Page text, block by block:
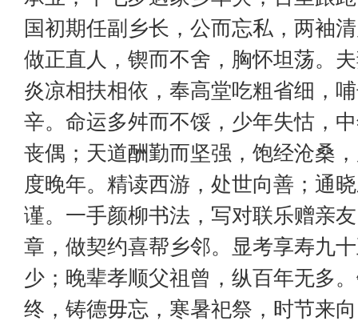
国初期任副乡长，公而忘私，两袖
做正直人，锲而不舍，胸怀坦荡。
炎凉相扶相依，奉高堂吃粗省细，
辛。命运多舛而不馁，少年失怙，
丧偶；天道酬勤而坚强，饱经沧桑
度晚年。精读西游，处世向善；通
谨。一手颜柳书法，写对联乐赠亲
章，做契约喜帮乡邻。显考享寿九
少；晚辈孝顺父祖曾，纵百年无多
终，铸德毋忘，寒暑祀祭，时节来